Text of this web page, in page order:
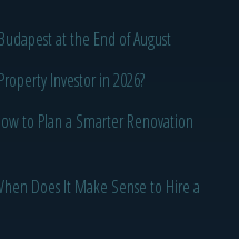
at the End of August
Investor in 2026?
to Plan a Smarter Renovation
Does It Make Sense to Hire a